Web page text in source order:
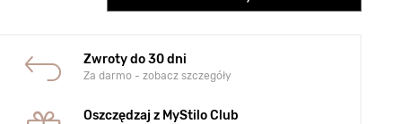
Zwroty do 30 dni
Za darmo - zobacz szczegóły
Oszczędzaj z MyStilo Club